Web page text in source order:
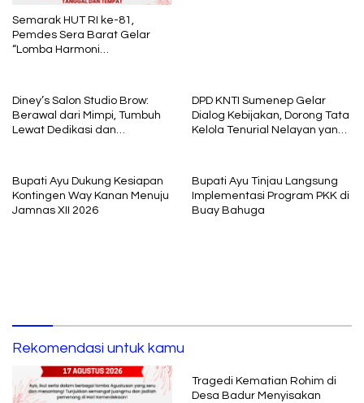
Semarak HUT RI ke-81,
Pemdes Sera Barat Gelar
“Lomba Harmoni
Diney’s Salon Studio Brow:
Berawal dari Mimpi, Tumbuh
Lewat Dedikasi dan
DPD KNTI Sumenep Gelar
Dialog Kebijakan, Dorong Tata
Kelola Tenurial Nelayan yang
Bupati Ayu Dukung Kesiapan
Kontingen Way Kanan Menuju
Jamnas XII 2026
Bupati Ayu Tinjau Langsung
Implementasi Program PKK di
Buay Bahuga
Rekomendasi untuk kamu
Tragedi Kematian Rohim di
Desa Badur Menyisakan